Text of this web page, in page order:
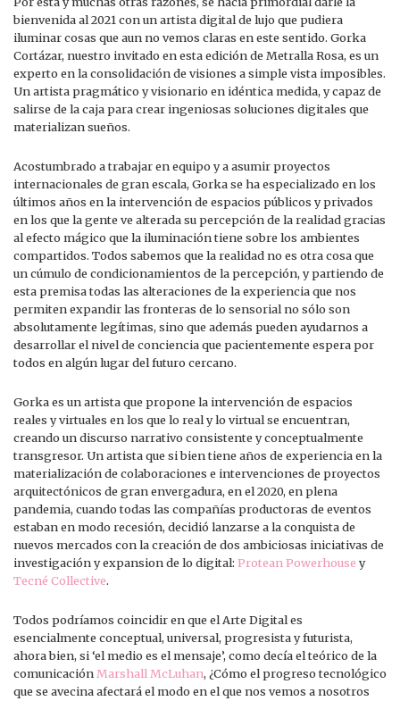
bienvenida al 2021 con un artista digital de lujo que pudiera
iluminar cosas que aun no vemos claras en este sentido. Gorka
Cortázar, nuestro invitado en esta edición de Metralla Rosa, es un
experto en la consolidación de visiones a simple vista imposibles.
Un artista pragmático y visionario en idéntica medida, y capaz de
salirse de la caja para crear ingeniosas soluciones digitales que
materializan sueños.
Acostumbrado a trabajar en equipo y a asumir proyectos
internacionales de gran escala, Gorka se ha especializado en los
últimos años en la intervención de espacios públicos y privados
en los que la gente ve alterada su percepción de la realidad gracias
al efecto mágico que la iluminación tiene sobre los ambientes
compartidos. Todos sabemos que la realidad no es otra cosa que
un cúmulo de condicionamientos de la percepción, y partiendo de
esta premisa todas las alteraciones de la experiencia que nos
permiten expandir las fronteras de lo sensorial no sólo son
absolutamente legítimas, sino que además pueden ayudarnos a
desarrollar el nivel de conciencia que pacientemente espera por
todos en algún lugar del futuro cercano.
Gorka es un artista que propone la intervención de espacios
reales y virtuales en los que lo real y lo virtual se encuentran,
creando un discurso narrativo consistente y conceptualmente
transgresor. Un artista que si bien tiene años de experiencia en la
materialización de colaboraciones e intervenciones de proyectos
arquitectónicos de gran envergadura, en el 2020, en plena
pandemia, cuando todas las compañías productoras de eventos
estaban en modo recesión, decidió lanzarse a la conquista de
nuevos mercados con la creación de dos ambiciosas iniciativas de
investigación y expansion de lo digital: Protean Powerhouse y
Tecné Collective.
Todos podríamos coincidir en que el Arte Digital es
esencialmente conceptual, universal, progresista y futurista,
ahora bien, si ‘el medio es el mensaje’, como decía el teórico de la
comunicación Marshall McLuhan, ¿Cómo el progreso tecnológico
que se avecina afectará el modo en el que nos vemos a nosotros